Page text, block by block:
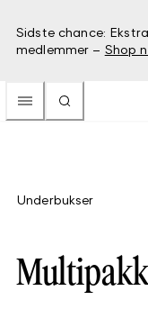
Sidste chance:
medlemmer – Shop
Underbukser